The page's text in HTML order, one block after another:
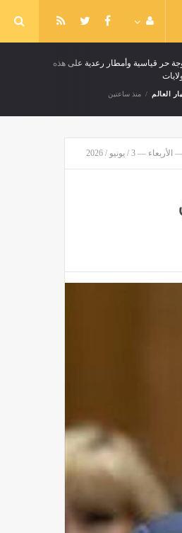
حر قياسية وأمطار رعدية على هذه
العالم منذ ساعتين
— 3 / يونيو / 2026